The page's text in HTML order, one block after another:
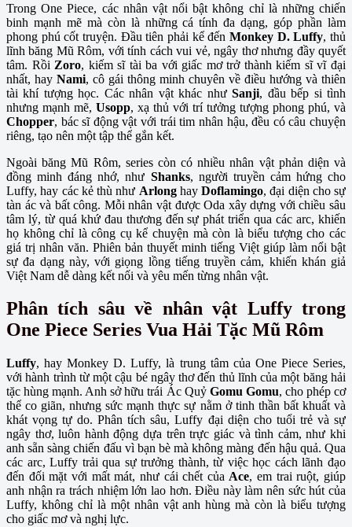
Trong One Piece, các nhân vật nổi bật không chỉ là những chiến
binh mạnh mẽ mà còn là những cá tính đa dạng, góp phần làm
phong phú cốt truyện. Đầu tiên phải kể đến Monkey D. Luffy, thủ
lĩnh băng Mũ Rôm, với tính cách vui vẻ, ngây thơ nhưng đầy quyết
tâm. Rồi Zoro, kiếm sĩ tài ba với giấc mơ trở thành kiếm sĩ vĩ đại
nhất, hay Nami, cô gái thông minh chuyên về điều hướng và thiên
tài khí tượng học. Các nhân vật khác nhưSanji, đầu bếp si tình
nhưng mạnh mẽ, Usopp, xạ thủ với trí tưởng tượng phong phú, và
Chopper, bác sĩ động vật với trái tim nhân hậu, đều có câu chuyện
riêng, tạo nên một tập thể gắn kết.
Ngoài băng Mũ Rôm, series còn có nhiều nhân vật phản diện và
đồng minh đáng nhớ, như Shanks, người truyền cảm hứng cho
Luffy, hay các kẻ thù như Arlonghay Doflamingo, đại diện cho sự
tàn ác và bất công. Mỗi nhân vật được Oda xây dựng với chiều sâu
tâm lý, từ quá khứ đau thương đến sự phát triển qua các arc, khiến
họ không chỉ là công cụ kể chuyện mà còn là biểu tượng cho các
giá trị nhân văn. Phiên bản thuyết minh tiếng Việt giúp làm nổi bật
sự đa dạng này, với giọng lồng tiếng truyền cảm, khiến khán giả
Việt Nam dễ dàng kết nối và yêu mến từng nhân vật.
Phân tích sâu về nhân vật Luffy trong
One Piece Series Vua Hải Tặc Mũ Rôm
Luffy, hay Monkey D. Luffy, là trung tâm của One Piece Series,
với hành trình từ một cậu bé ngây thơ đến thủ lĩnh của một băng hải
tặc hùng mạnh. Anh sở hữu trái Ác Quỷ Gomu Gomu, cho phép cơ
thể co giãn, nhưng sức mạnh thực sự nằm ở tinh thần bất khuất và
khát vọng tự do. Phân tích sâu, Luffy đại diện cho tuổi trẻ và sự
ngây thơ, luôn hành động dựa trên trực giác và tình cảm, như khi
anh sẵn sàng chiến đấu vì bạn bè mà không màng đến hậu quả. Qua
các arc, Luffy trải qua sự trưởng thành, từ việc học cách lãnh đạo
đến đối mặt với mất mát, như cái chết của Ace, em trai ruột, giúp
anh nhận ra trách nhiệm lớn lao hơn. Điều này làm nên sức hút của
Luffy, không chỉ là một nhân vật anh hùng mà còn là biểu tượng
cho giấc mơ và nghị lực.